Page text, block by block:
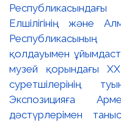
Елшілігінің және
Республикасының
қолдауымен
музей қорындағы
суретшілерінің
Экспозицияға
дәстүрлерімен